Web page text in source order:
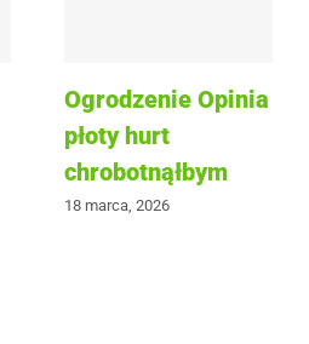
Ogrodzenie Opinia
płoty hurt
chrobotnąłbym
18 marca, 2026